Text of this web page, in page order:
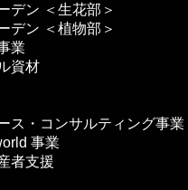
デン ＜生花部＞
デン ＜植物部＞
業
資材
ス・コンサルティング事業
事業
者支援